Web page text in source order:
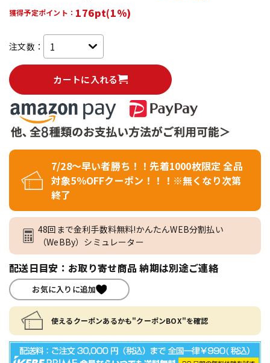
獲得予定ポイント： 176pt(1%)
注文数：
カートに入れる
7/28～早い者勝ち！！先着1000枚限定 全品
対象5％OFFクーポン！！！※無くなり次第
終了
48回まで金利手数料無料!かんたんWEB分割払い
（WeBBy）シミュレーター
配送日目安：お取り寄せ商品 納期は別途ご連絡
お気に入りに追加
使えるクーポンあるかも"クーポンBOX"を確認